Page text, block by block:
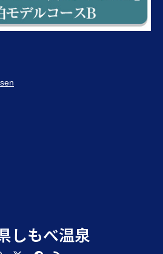
しもべ温泉